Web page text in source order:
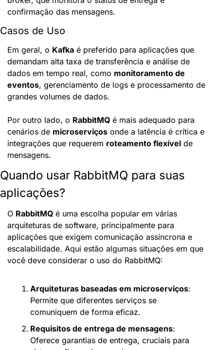
confirmação das mensagens.
Casos de Uso
Em geral, o Kafka é preferido para aplicações que
demandam alta taxa de transferência e análise de
dados em tempo real, como monitoramento de
eventos, gerenciamento de logs e processamento de
grandes volumes de dados.
Por outro lado, o RabbitMQ é mais adequado para
cenários de microserviços onde a latência é crítica e
integrações que requerem roteamento flexível de
mensagens.
Quando usar RabbitMQ para suas
aplicações?
O RabbitMQ é uma escolha popular em várias
arquiteturas de software, principalmente para
aplicações que exigem comunicação assíncrona e
escalabilidade. Aqui estão algumas situações em que
você deve considerar o uso do RabbitMQ:
Arquiteturas baseadas em microserviços:
Permite que diferentes serviços se
comuniquem de forma eficaz.
Requisitos de entrega de mensagens:
Oferece garantias de entrega, cruciais para